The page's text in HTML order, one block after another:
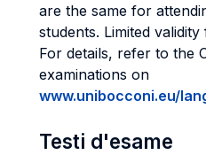
are the same for
students. Limited
For details, refer to the
examinations on
www.unibocconi.eu/
Testi d'esame